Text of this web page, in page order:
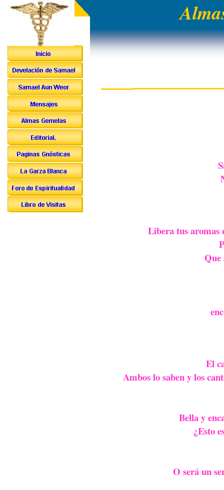
Libera tus aromas
Que
El
Ambos lo saben y los
Bella y
¿Esto
O será un